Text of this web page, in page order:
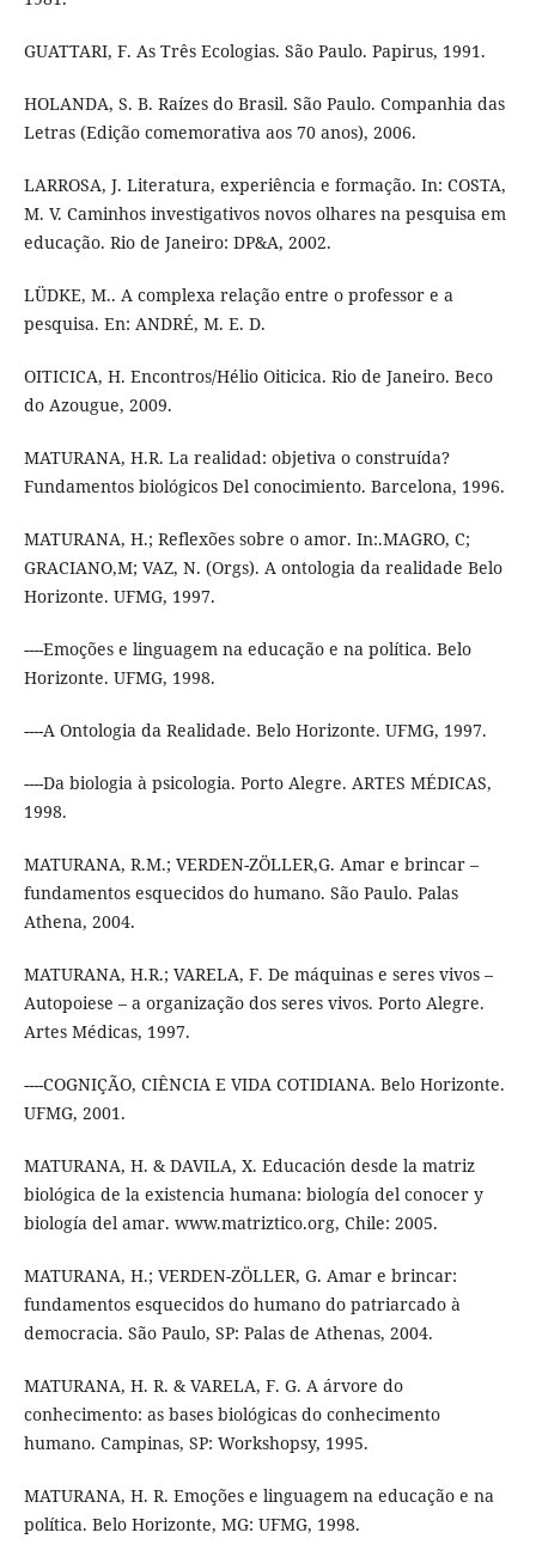
GUATTARI, F. As Três Ecologias. São Paulo. Papirus, 1991.
HOLANDA, S. B. Raízes do Brasil. São Paulo. Companhia das
Letras (Edição comemorativa aos 70 anos), 2006.
LARROSA, J. Literatura, experiência e formação. In: COSTA,
M. V. Caminhos investigativos novos olhares na pesquisa em
educação. Rio de Janeiro: DP&A, 2002.
LÜDKE, M.. A complexa relação entre o professor e a
pesquisa. En: ANDRÉ, M. E. D.
OITICICA, H. Encontros/Hélio Oiticica. Rio de Janeiro. Beco
do Azougue, 2009.
MATURANA, H.R. La realidad: objetiva o construída?
Fundamentos biológicos Del conocimiento. Barcelona, 1996.
MATURANA, H.; Reflexões sobre o amor. In:.MAGRO, C;
GRACIANO,M; VAZ, N. (Orgs). A ontologia da realidade Belo
Horizonte. UFMG, 1997.
----Emoções e linguagem na educação e na política. Belo
Horizonte. UFMG, 1998.
----A Ontologia da Realidade. Belo Horizonte. UFMG, 1997.
----Da biologia à psicologia. Porto Alegre. ARTES MÉDICAS,
1998.
MATURANA, R.M.; VERDEN-ZÖLLER,G. Amar e brincar –
fundamentos esquecidos do humano. São Paulo. Palas
Athena, 2004.
MATURANA, H.R.; VARELA, F. De máquinas e seres vivos –
Autopoiese – a organização dos seres vivos. Porto Alegre.
Artes Médicas, 1997.
----COGNIÇÃO, CIÊNCIA E VIDA COTIDIANA. Belo Horizonte.
UFMG, 2001.
MATURANA, H. & DAVILA, X. Educación desde la matriz
biológica de la existencia humana: biología del conocer y
biología del amar. www.matriztico.org, Chile: 2005.
MATURANA, H.; VERDEN-ZÖLLER, G. Amar e brincar:
fundamentos esquecidos do humano do patriarcado à
democracia. São Paulo, SP: Palas de Athenas, 2004.
MATURANA, H. R. & VARELA, F. G. A árvore do
conhecimento: as bases biológicas do conhecimento
humano. Campinas, SP: Workshopsy, 1995.
MATURANA, H. R. Emoções e linguagem na educação e na
política. Belo Horizonte, MG: UFMG, 1998.